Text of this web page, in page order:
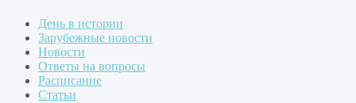
День в истории
Зарубежные новости
Новости
Ответы на вопросы
Расписание
Статьи